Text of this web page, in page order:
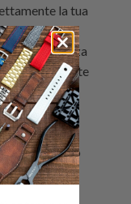
la tua
guida:
e senza
estremamente
alla
informali. I
di solito sono